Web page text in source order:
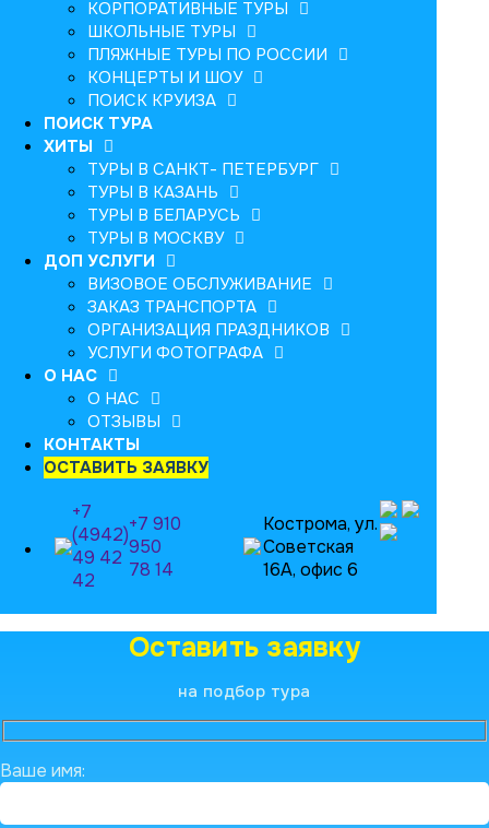
КОРПОРАТИВНЫЕ ТУРЫ
ШКОЛЬНЫЕ ТУРЫ
ПЛЯЖНЫЕ ТУРЫ ПО РОССИИ
КОНЦЕРТЫ И ШОУ
ПОИСК КРУИЗА
ПОИСК ТУРА
ХИТЫ
ТУРЫ В САНКТ- ПЕТЕРБУРГ
ТУРЫ В КАЗАНЬ
ТУРЫ В БЕЛАРУСЬ
ТУРЫ В МОСКВУ
ДОП УСЛУГИ
ВИЗОВОЕ ОБСЛУЖИВАНИЕ
ЗАКАЗ ТРАНСПОРТА
ОРГАНИЗАЦИЯ ПРАЗДНИКОВ
УСЛУГИ ФОТОГРАФА
О НАС
О НАС
ОТЗЫВЫ
КОНТАКТЫ
ОСТАВИТЬ ЗАЯВКУ
+7
(4942)
49 42
42
+7 910
950
78 14
Кострома, ул.
Советская
16А, офис 6
Оставить заявку
на подбор тура
Ваше имя: